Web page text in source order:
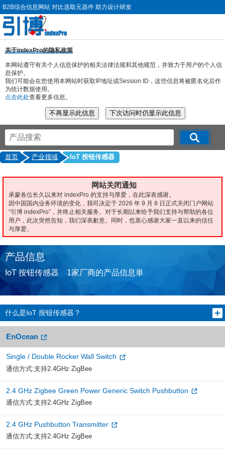
B2B综合信息网站 对比选取元器件 助力设计研发
关于indexPro的隐私政策
本网站遵守有关个人信息保护的相关法律法规和其他规范，并致力于用户的个人信
息保护。
我们可能会在您使用本网站时获取IP地址或Session ID，这些信息将被匿名化后作
为统计数据使用。
点击此处查看更多信息。
首页 产业领域 IoT 按钮传感器
网站关闭通知
承蒙各位长久以来对 indexPro 的支持与厚爱，在此深表感谢。
因中国国内业务环境的变化，我司决定于 2026 年 9 月 8 日正式关闭门户网站
“引博 indexPro”，并终止相关服务。对于长期以来给予我们支持与帮助的各位
用户，此次突然告知，我们深表歉意。同时，也衷心感谢大家一直以来的信任
与厚爱。
产品信息
IoT 按钮传感器 1家厂商的产品信息単
什么是IoT 按钮传感器？
EnOcean
Single / Double Rocker Wall Switch
通信方式:支持2.4GHz ZigBee
2.4 GHz Zigbee Green Power Generic Switch Pushbutton
通信方式:支持2.4GHz ZigBee
2.4 GHz Pushbutton Transmitter
通信方式:支持2.4GHz ZigBee